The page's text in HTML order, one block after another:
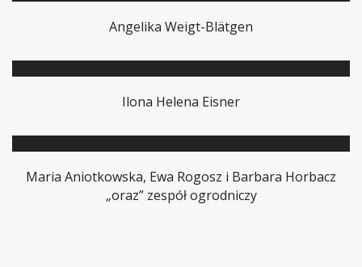
Angelika Weigt-Blätgen
Ilona Helena Eisner
Maria Aniotkowska, Ewa Rogosz i Barbara Horbacz
„oraz” zespół ogrodniczy